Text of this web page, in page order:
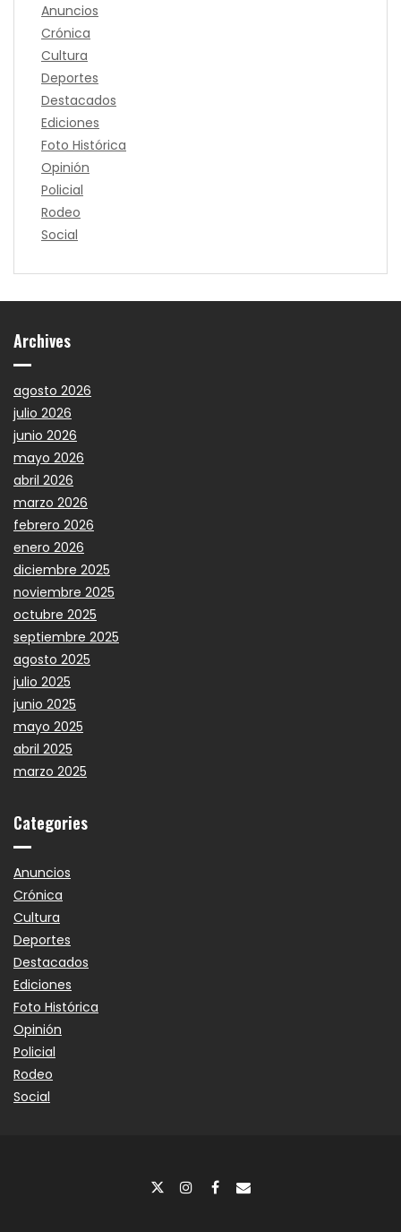
Anuncios
Crónica
Cultura
Deportes
Destacados
Ediciones
Foto Histórica
Opinión
Policial
Rodeo
Social
Archives
agosto 2026
julio 2026
junio 2026
mayo 2026
abril 2026
marzo 2026
febrero 2026
enero 2026
diciembre 2025
noviembre 2025
octubre 2025
septiembre 2025
agosto 2025
julio 2025
junio 2025
mayo 2025
abril 2025
marzo 2025
Categories
Anuncios
Crónica
Cultura
Deportes
Destacados
Ediciones
Foto Histórica
Opinión
Policial
Rodeo
Social